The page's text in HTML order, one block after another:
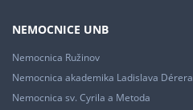
NEMOCNICE UNB
Nemocnica Ružinov
Nemocnica akademika Ladislava Dérera
Nemocnica sv. Cyrila a Metoda